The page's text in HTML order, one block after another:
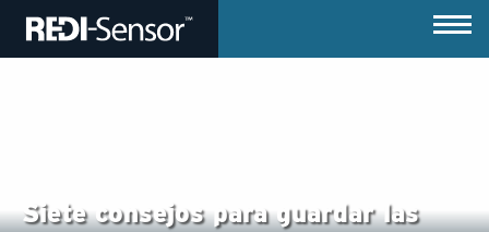
Siete consejos para guardar las